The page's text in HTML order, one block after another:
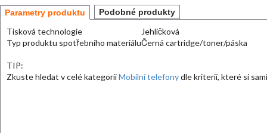
Parametry produktu Podobné produkty
Tisková technologie
Jehličková
Typ produktu spotřebního materiáluČerná cartridge/toner/páska
TIP:
Zkuste hledat v celé kategoriiMobilní telefonydle kriterií, které si